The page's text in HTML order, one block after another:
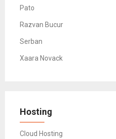
Pato
Razvan Bucur
Serban
Xaara Novack
Hosting
Cloud Hosting